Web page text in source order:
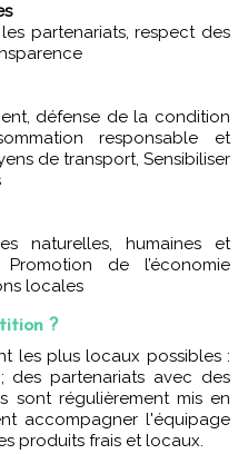
partenariats, respect des
défense de la condition
responsable et
de transport, Sensibiliser
naturelles, humaines et
de l’économie
locales
?
des partenariats avec des
sont régulièrement mis en
accompagner l'équipage
produits frais et locaux.